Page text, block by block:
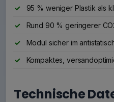
95 % weniger Plastik als
Rund 90 % geringerer
Modul sicher im
Kompaktes,
Technische